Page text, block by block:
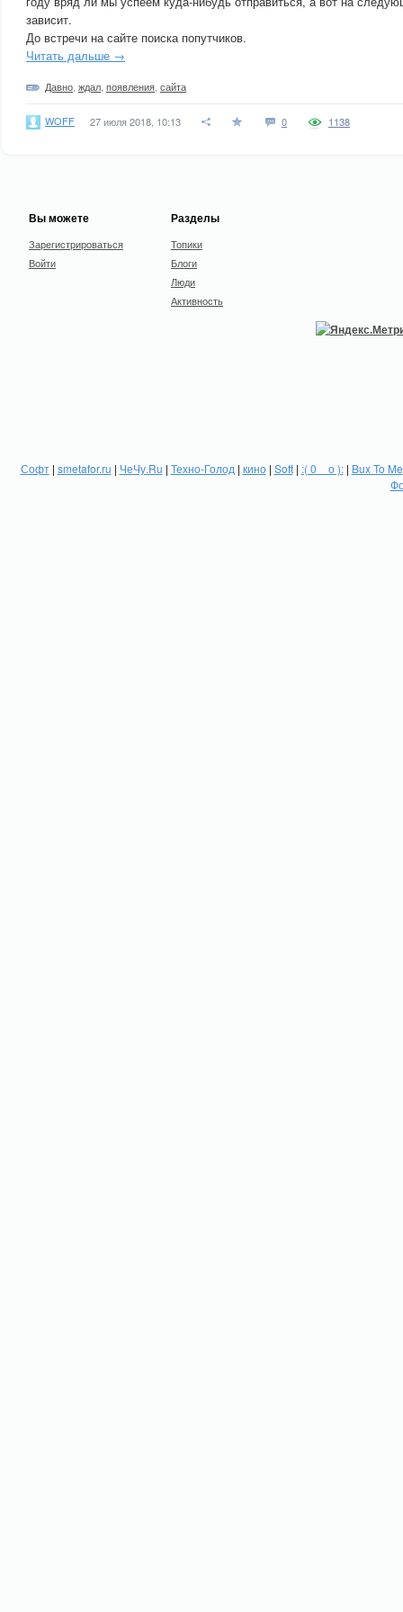
зависит.
До встречи на сайте поиска попутчиков.
Читать дальше →
Давно ждал появления сайта
WOFF 27 июля 2018, 10:13 0 1138
Вы можете
Зарегистрироваться
Войти
Разделы
Топики
Блоги
Люди
Активность
Софт| smetafor.ru | ЧеЧу.Ru | Техно-Голод | кино| Soft| :( 0 _ о ):| Bux To Me